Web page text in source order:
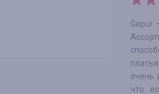
Gepur
очень
что